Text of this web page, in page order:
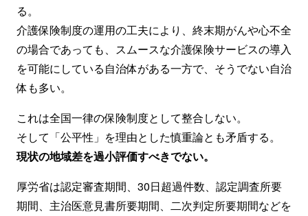
る。
介護保険制度の運用の工夫により、終末期がんや心不全
の場合であっても、スムースな介護保険サービスの導入
を可能にしている自治体がある一方で、そうでない自治
体も多い。
これは全国一律の保険制度として整合しない。
そして「公平性」を理由とした慎重論とも矛盾する。
現状の地域差を過小評価すべきでない。
厚労省は認定審査期間、30日超過件数、認定調査所要
期間、主治医意見書所要期間、二次判定所要期間などを